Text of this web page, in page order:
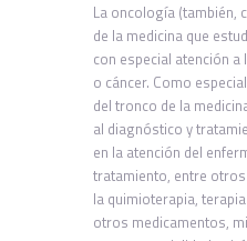
La oncología (también,
de la medicina que
con especial atención
o cáncer. Como
del tronco de la
al diagnóstico y
en la atención del
tratamiento, entre
la quimioterapia,
otros medicamentos,